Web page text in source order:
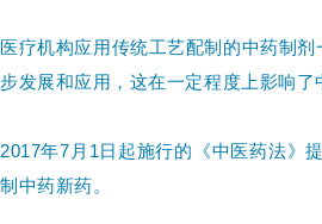
医疗机构应用传统工艺配制的中药制
步发展和应用，这在一定程度上影响了
2017年7月1日起施行的《中医药法》
制中药新药。